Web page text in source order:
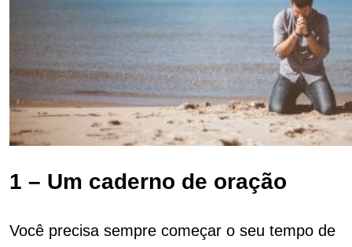
1 – Um caderno de oração
Você precisa sempre começar o seu tempo de